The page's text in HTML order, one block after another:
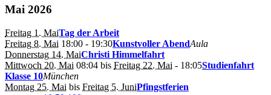
Mai 2026
Freitag 1. MaiTag der Arbeit
Freitag 8. Mai 18:00 - 19:30Kunstvoller AbendAula
Donnerstag 14. MaiChristi Himmelfahrt
Mittwoch 20. Mai 08:04 bis Freitag 22. Mai - 18:05Studienfahrt
Klasse 10München
Montag 25. Mai bis Freitag 5. JuniPfingstferien